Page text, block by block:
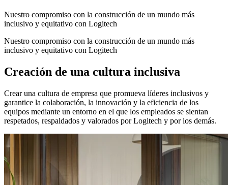
Nuestro compromiso con la construcción de un mundo más
inclusivo y equitativo con Logitech
Nuestro compromiso con la construcción de un mundo más
inclusivo y equitativo con Logitech
Creación de una cultura inclusiva
Crear una cultura de empresa que promueva líderes inclusivos y
garantice la colaboración, la innovación y la eficiencia de los
equipos mediante un entorno en el que los empleados se sientan
respetados, respaldados y valorados por Logitech y por los demás.